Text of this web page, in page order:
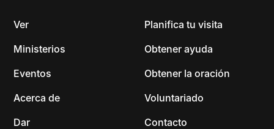
Ver
Ministerios
Eventos
Acerca de
Dar
Planifica tu visita
Obtener ayuda
Obtener la oración
Voluntariado
Contacto